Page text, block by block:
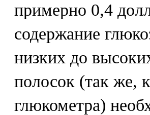
примерно 0,4
содержание
низких до
полосок (так же,
глюкометра)